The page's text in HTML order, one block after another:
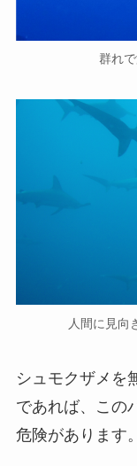
群れ
人間に見向
シュモクザメを
であれば、この
危険があります。